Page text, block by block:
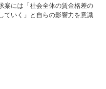
案には「社会全体の賃金格差の
ていく」と自らの影響力を意識